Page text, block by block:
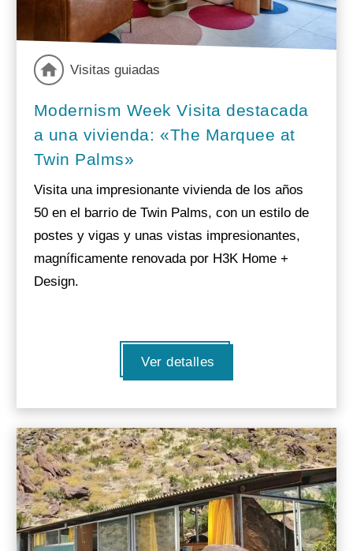
Visitas guiadas
Modernism Week Visita destacada
a una vivienda: «The Marquee at
Twin Palms»
Visita una impresionante vivienda de los años
50 en el barrio de Twin Palms, con un estilo de
postes y vigas y unas vistas impresionantes,
magníficamente renovada por H3K Home +
Design.
Ver detalles